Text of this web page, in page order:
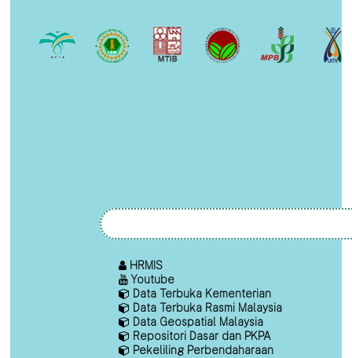
HRMIS
Youtube
Data Terbuka Kementerian
Data Terbuka Rasmi Malaysia
Data Geospatial Malaysia
Repositori Dasar dan PKPA
Pekeliling Perbendaharaan